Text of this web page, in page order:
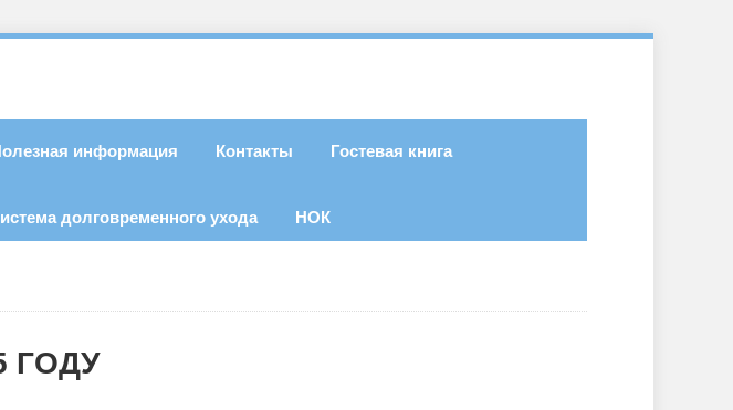
информация Контакты Гостевая книга
долговременного ухода НОК
ГОДУ